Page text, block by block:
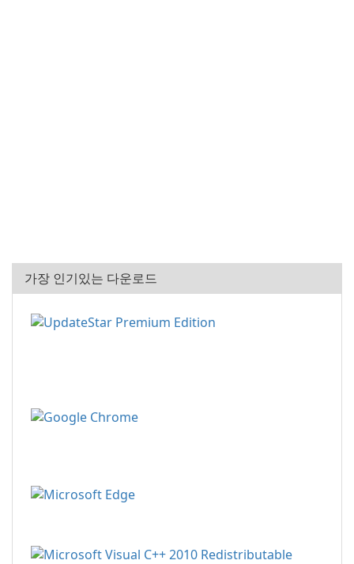
가장 인기있는 다운로드